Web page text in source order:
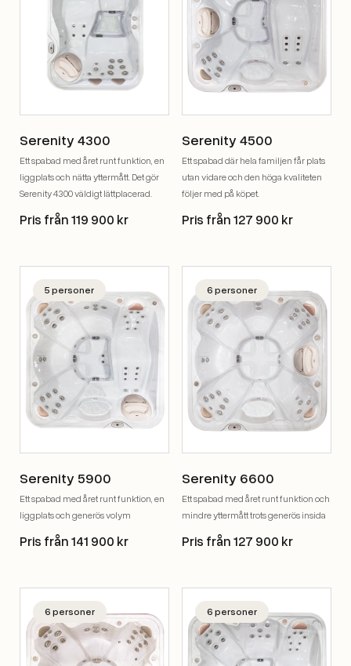
Serenity 4300
Ett spabad med året runt funktion, en
liggplats och nätta yttermått. Det gör
Serenity 4300 väldigt lättplacerad.
Pris från 119 900 kr
Serenity 4500
Ett spabad där hela familjen får plats
utan vidare och den höga kvaliteten
följer med på köpet.
Pris från 127 900 kr
5 personer
Serenity 5900
Ett spabad med året runt funktion, en
liggplats och generös volym
Pris från 141 900 kr
6 personer
Serenity 6600
Ett spabad med året runt funktion och
mindre yttermått trots generös insida
Pris från 127 900 kr
6 personer 6 personer